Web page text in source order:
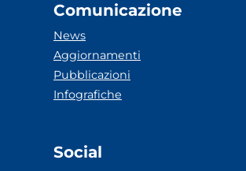
Comunicazione
News
Aggiornamenti
Pubblicazioni
Infografiche
Social